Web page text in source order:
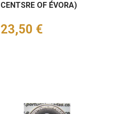
CENTSRE OF ÉVORA)
Preço
23,50 €